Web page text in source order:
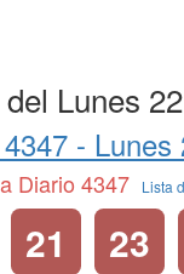
Lunes
- Lunes
Diario 4347 Lista
21 23